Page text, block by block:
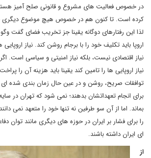
کرده است. تا کنون هم در خصوص هیچ موضوع دیگری
لذا این رفتارهای دوگانه یقینا جز تخریب فضای گفت
اروپا باید تکلیف خود را با برجام روشن کند. نیاز
نیاز اقتصادی نیست، بلکه نیاز امنیتی و سیاسی است.
نیاز اروپایی ها را تامین کند یقینا باید هزینه آن را
توافقات صریح، روشن و در عین حال زمان بندی شده ای
برای انجام تعهداتشان بدهند؛ نمی شود که تهران در
بماند. اما از آن سو طرفین نه تنها خود را متعهد نمی
را برای فشار بر ایران در حوزه های دیگری مانند توان
ای ایران داشته باشند.
از